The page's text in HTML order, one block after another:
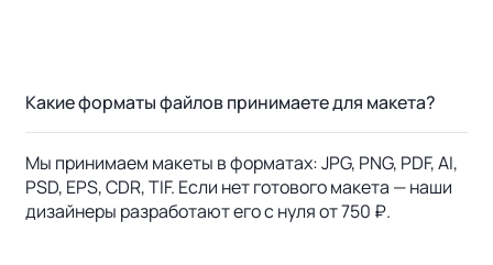
Какие форматы файлов принимаете для макета?
Мы принимаем макеты в форматах: JPG, PNG, PDF, AI,
PSD, EPS, CDR, TIF. Если нет готового макета — наши
дизайнеры разработают его с нуля от 750 ₽.